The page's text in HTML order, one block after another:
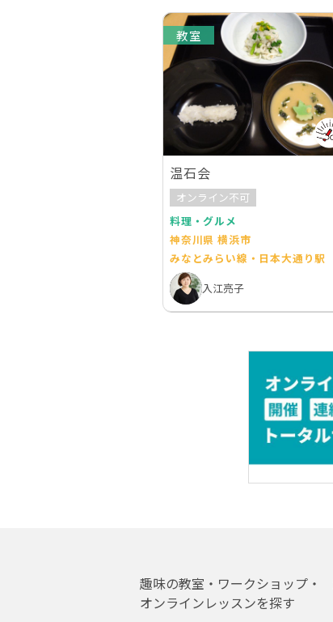
教室
温石会
オンライン不可
料理・グルメ
神奈川県 横浜市
みなとみらい線・日本大通り駅
入江亮子
趣味の教室・ワークショップ・
オンラインレッスンを探す